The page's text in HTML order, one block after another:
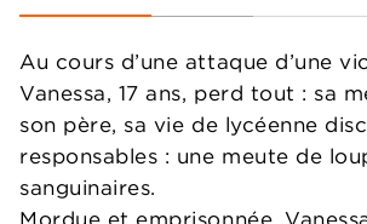
Au cours d’une attaque d’une
Vanessa, 17 ans, perd tout : sa
son père, sa vie de lycéenne
responsables : une meute de
sanguinaires.